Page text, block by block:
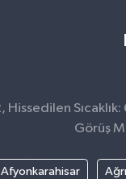
Hissedilen Sıcaklık:
Görüş
Afyonkarahisar Ağrı